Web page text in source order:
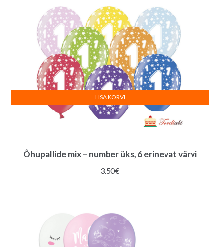
Õhupallide mix – number üks, 6 erinevat värvi
3.50€
LISA KORVI